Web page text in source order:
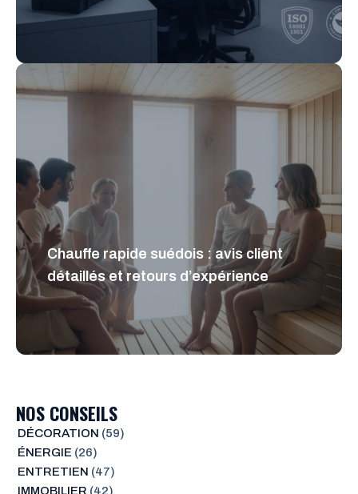
Chauffe rapide suédois : avis client
détaillés et retours d’expérience
NOS CONSEILS
DÉCORATION (59)
ÉNERGIE (26)
ENTRETIEN (47)
IMMOBILIER (42)